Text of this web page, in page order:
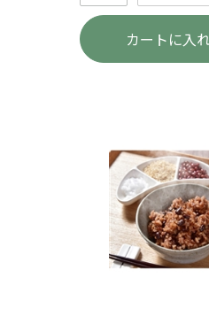
カートに入